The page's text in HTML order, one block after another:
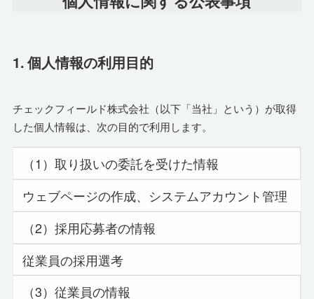
1. 個人情報の利用目的
チェックフィールド株式会社（以下「当社」という）が取得
した個人情報は、次の目的で利用します。
（1）取り扱いの委託を受けた情報
ウェブページの作成、システムアカウント管理
（2）採用応募者の情報
従業員の採用選考
（3）従業員の情報